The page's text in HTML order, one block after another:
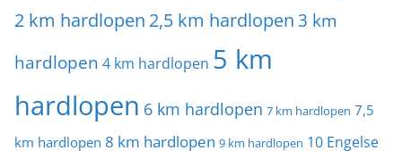
2 km hardlopen 2,5 km hardlopen 3 km
hardlopen 4 km hardlopen 5 km
hardlopen 6 km hardlopen 7 km hardlopen 7,5
km hardlopen 8 km hardlopen 9 km hardlopen 10 Engelse